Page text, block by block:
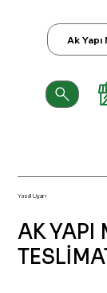
Ak Yapı
KARGO
Yasal Uyarı
AK YAPI